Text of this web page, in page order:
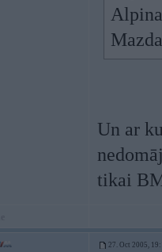
Un ar
tikai
27. Oct 2005,